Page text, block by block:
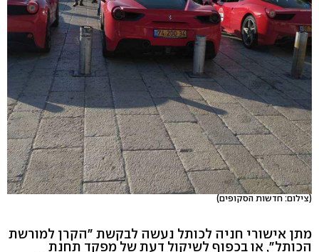
(צילום: חדשות הסקופים)
מתן אישורי חניה לכותל נעשה לבקשת "הקרן למורשת
הכותל", או בכפוף לשיקול דעת של מפקד תחנת